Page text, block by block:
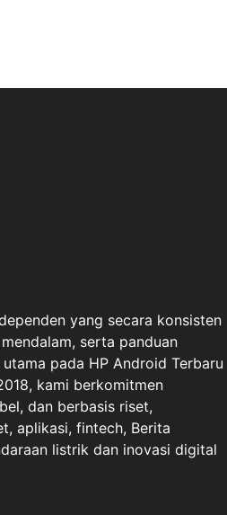
yang secara konsisten
serta panduan
pada HP Android Terbaru
kami berkomitmen
dan berbasis riset,
aplikasi, fintech, Berita
listrik dan inovasi digital